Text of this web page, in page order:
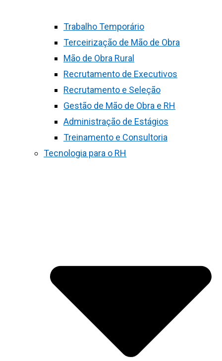
Trabalho Temporário
Terceirização de Mão de Obra
Mão de Obra Rural
Recrutamento de Executivos
Recrutamento e Seleção
Gestão de Mão de Obra e RH
Administração de Estágios
Treinamento e Consultoria
Tecnologia para o RH